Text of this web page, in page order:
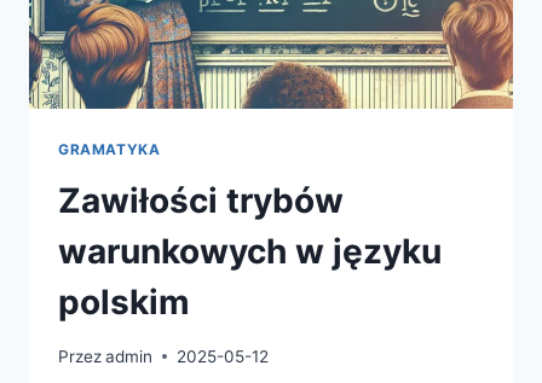
GRAMATYKA
Zawiłości trybów
warunkowych w języku
polskim
Przezadmin 2025-05-12